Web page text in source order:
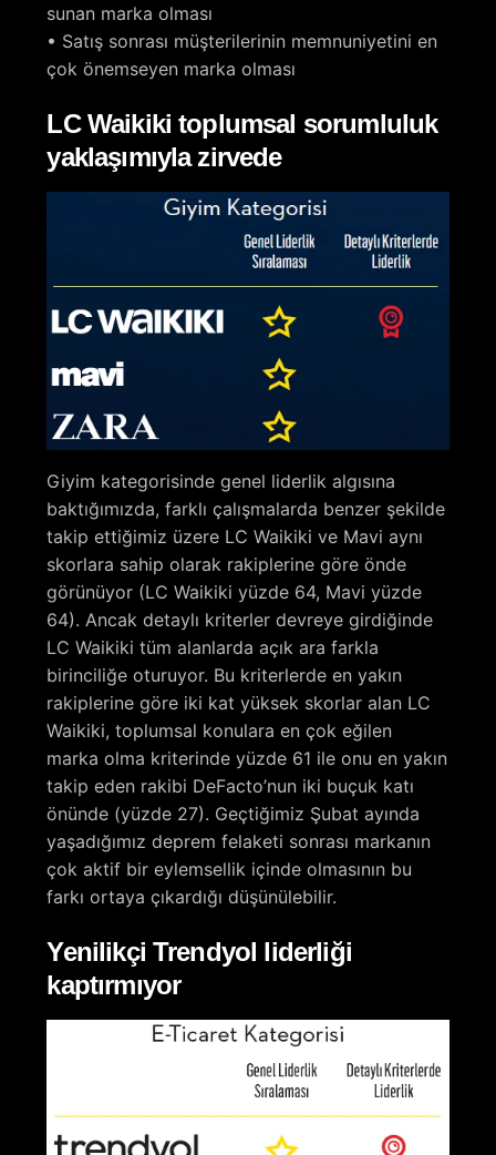
sunan marka olması
• Satış sonrası müşterilerinin memnuniyetini en
çok önemseyen marka olması
LC Waikiki toplumsal sorumluluk
yaklaşımıyla zirvede
Giyim kategorisinde genel liderlik algısına
baktığımızda, farklı çalışmalarda benzer şekilde
takip ettiğimiz üzere LC Waikiki ve Mavi aynı
skorlara sahip olarak rakiplerine göre önde
görünüyor (LC Waikiki yüzde 64, Mavi yüzde
64). Ancak detaylı kriterler devreye girdiğinde
LC Waikiki tüm alanlarda açık ara farkla
birinciliğe oturuyor. Bu kriterlerde en yakın
rakiplerine göre iki kat yüksek skorlar alan LC
Waikiki, toplumsal konulara en çok eğilen
marka olma kriterinde yüzde 61 ile onu en yakın
takip eden rakibi DeFacto’nun iki buçuk katı
önünde (yüzde 27). Geçtiğimiz Şubat ayında
yaşadığımız deprem felaketi sonrası markanın
çok aktif bir eylemsellik içinde olmasının bu
farkı ortaya çıkardığı düşünülebilir.
Yenilikçi Trendyol liderliği
kaptırmıyor